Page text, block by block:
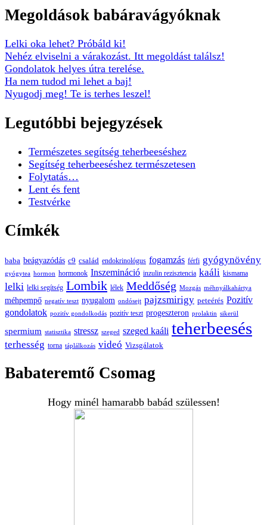
Megoldások babáravágyóknak
Lelki oka lehet? Próbáld ki!
Nehéz elviselni a várakozást. Itt megoldást találsz!
Gondolatok helyes útra terelése.
Ha nem tudod mi lehet a baj!
Nyugodj meg! Te is terhes leszel!
Legutóbbi bejegyzések
Természetes segítség teherbeeséshez
Segítség teherbeeséshez természetesen
Folytatás…
Lent és fent
Testvérke
Címkék
baba beágyazódás c9 család endokrinológus fogamzás férfi gyógynövény
gyógytea hormon hormonok Inszemináció inzulin rezisztencia kaáli kismama
lelki lelki segítség Lombik lélek Meddőség Mozgás méhnyálkahártya
méhpempő negatív teszt nyugalom ondósejt pajzsmirigy peteérés Pozitív
gondolatok pozitív gondolkodás pozitív teszt progeszteron prolaktin sikerül
spermium statisztika stressz szeged szeged kaáli teherbeesés
terhesség torna táplálkozás videó Vizsgálatok
Babateremtő Csomag
Hogy minél hamarabb babád szülessen!